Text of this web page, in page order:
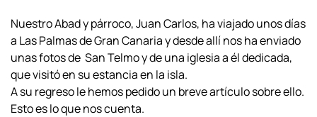
Nuestro Abad y párroco, Juan Carlos, ha viajado unos días
a Las Palmas de Gran Canaria y desde allí nos ha enviado
unas fotos de San Telmo y de una iglesia a él dedicada,
que visitó en su estancia en la isla.
A su regreso le hemos pedido un breve artículo sobre ello.
Esto es lo que nos cuenta.